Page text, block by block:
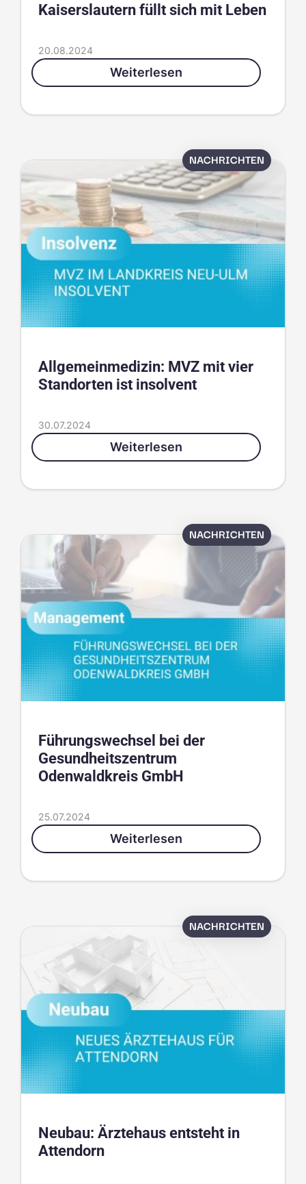
Kaiserslautern füllt sich mit Leben
20.08.2024
Weiterlesen
NACHRICHTEN
Allgemeinmedizin: MVZ mit vier
Standorten ist insolvent
30.07.2024
Weiterlesen
NACHRICHTEN
Führungswechsel bei der
Gesundheitszentrum
Odenwaldkreis GmbH
25.07.2024
Weiterlesen
NACHRICHTEN
Neubau: Ärztehaus entsteht in
Attendorn